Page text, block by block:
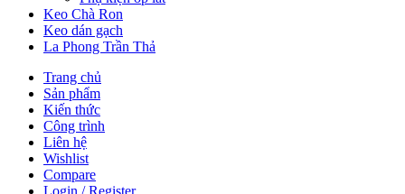
Keo Chà Ron
Keo dán gạch
La Phong Trần Thả
Trang chủ
Sản phẩm
Kiến thức
Công trình
Liên hệ
Wishlist
Compare
Login / Register